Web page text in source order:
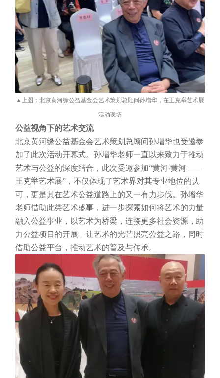
▲上图：北京黄河缘公益基金会艺术策划总顾问孙增华，在王克举艺术展
活动现场
公益视角下的艺术交流
北京黄河缘公益基金会艺术策划总顾问孙增华也受邀参
加了此次活动开幕式。孙增华老师一直以来致力于推动
艺术与公益的深度结合，此次受邀参加“黄河·黄河——
王克举艺术展”，不仅体现了艺术界对其专业地位的认
可，更是其在艺术公益道路上的又一有力步伐。孙增华
老师借助此类艺术盛事，进一步探索如何将艺术的力量
融入公益事业，以艺术为桥梁，连接更多社会资源，助
力公益项目的开展，让艺术的光芒照亮公益之路，同时
借助公益平台，推动艺术的普及与传承。